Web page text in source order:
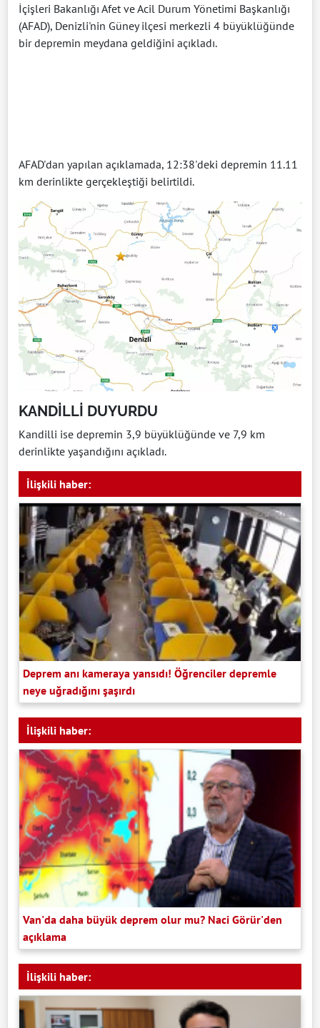
İçişleri Bakanlığı Afet ve Acil Durum Yönetimi Başkanlığı
(AFAD), Denizli'nin Güney ilçesi merkezli 4 büyüklüğünde
bir depremin meydana geldiğini açıkladı.
AFAD'dan yapılan açıklamada, 12:38'deki depremin 11.11
km derinlikte gerçekleştiği belirtildi.
KANDİLLİ DUYURDU
Kandilli ise depremin 3,9 büyüklüğünde ve 7,9 km
derinlikte yaşandığını açıkladı.
İlişkili haber:
Deprem anı kameraya yansıdı! Öğrenciler depremle
neye uğradığını şaşırdı
İlişkili haber:
Van'da daha büyük deprem olur mu? Naci Görür'den
açıklama
İlişkili haber: